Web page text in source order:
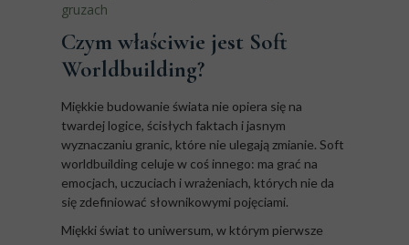
gruzach
Czym właściwie jest Soft
Worldbuilding?
Miękkie budowanie świata nie opiera się na
twardej logice, ścisłych faktach i jasnym
wyznaczaniu granic, które nie ulegają zmianie. Soft
worldbuilding celuje w coś innego: ma grać na
emocjach, uczuciach i wrażeniach, których nie da
się zdefiniować słownikowymi pojęciami.
Miękki świat to uniwersum, w którym pierwsze